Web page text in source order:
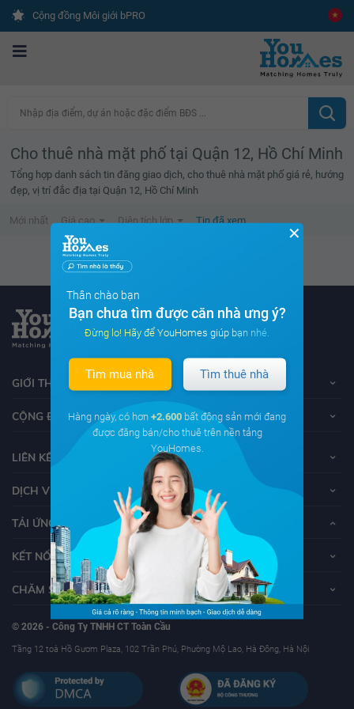
Cộng đồng Môi giới bPRO
Nhập địa điểm, dự án hoặc đặc điểm BĐS ...
Cho thuê nhà mặt phố tại Quận 12, Hồ Chí Minh
Tổng hợp danh sách tin đăng giao dịch, cho thuê nhà mặt phố giá rẻ, hướng
đẹp, vị trí đắc địa tại Quận 12, Hồ Chí Minh
Mới nhất Giá cao Diện tích lớn Tin đã xem
Danh sách tin đã xem trống
GIỚI THIỆU VỀ YOUHOMES
CỘNG ĐỒNG YOUHOMERS
LIÊN KẾT
DỊCH VỤ KHÁCH HÀNG
TẢI ỨNG DỤNG YOUHOMES
KẾT NỐI VỚI YOUHOMES
CHĂM SÓC KHÁCH HÀNG
© 2026 - Công Ty TNHH CT Toàn Cầu
Tầng 12 toà Hồ Gươm Plaza, 102 Trần Phú, Phường Mộ Lao, Hà Đông, Hà Nội
✕
Thân chào bạn
Bạn chưa tìm được căn nhà ưng ý?
Đừng lo! Hãy để YouHomes giúp bạn nhé.
Tìm mua nhà Tìm thuê nhà
Hàng ngày, có hơn +2.600 bất động sản mới đang
được đăng bán/cho thuê trên nền tảng
YouHomes.